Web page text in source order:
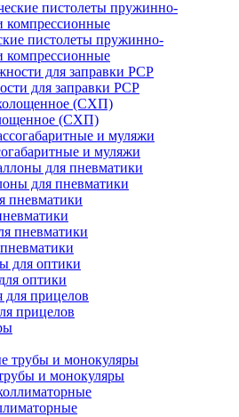
пистолеты пружинно-
компрессионные
для заправки PCP
(СХП)
и муляжи
для пневматики
оптики
прицелов
и монокуляры